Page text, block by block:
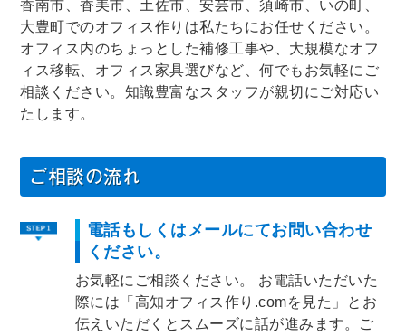
香南市、香美市、土佐市、安芸市、須崎市、いの町、
大豊町でのオフィス作りは私たちにお任せください。
オフィス内のちょっとした補修工事や、大規模なオフ
ィス移転、オフィス家具選びなど、何でもお気軽にご
相談ください。知識豊富なスタッフが親切にご対応い
たします。
ご相談の流れ
電話もしくはメールにてお問い合わせ
ください。
お気軽にご相談ください。 お電話いただいた
際には「高知オフィス作り.comを見た」とお
伝えいただくとスムーズに話が進みます。ご